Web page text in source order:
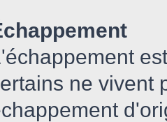
ne vivent